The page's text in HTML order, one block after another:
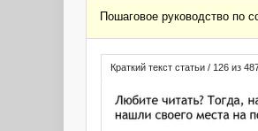
Пошаговое руководство по
Краткий текст статьи / 126 из